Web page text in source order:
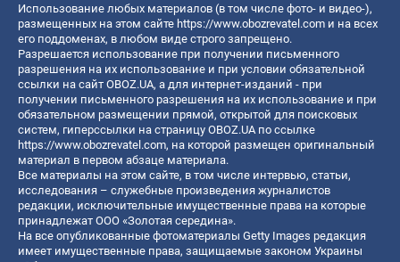
Использование любых материалов (в том числе фото- и видео-),
размещенных на этом сайте https://www.obozrevatel.com и на всех
его поддоменах, в любом виде строго запрещено.
Разрешается использование при получении письменного
разрешения на их использование и при условии обязательной
ссылки на сайт OBOZ.UA, а для интернет-изданий - при
получении письменного разрешения на их использование и при
обязательном размещении прямой, открытой для поисковых
систем, гиперссылки на страницу OBOZ.UA по ссылке
https://www.obozrevatel.com, на которой размещен оригинальный
материал в первом абзаце материала.
Все материалы на этом сайте, в том числе интервью, статьи,
исследования – служебные произведения журналистов
редакции, исключительные имущественные права на которые
принадлежат ООО «Золотая середина».
На все опубликованные фотоматериалы Getty Images редакция
имеет имущественные права, защищаемые законом Украины